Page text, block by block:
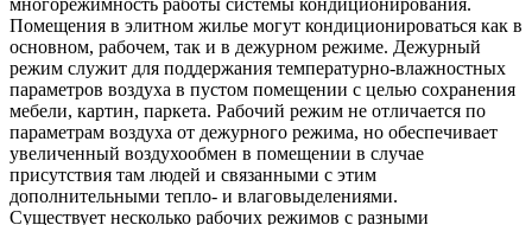
многорежимность работы системы кондиционирования.
Помещения в элитном жилье могут кондиционироваться как в
основном, рабочем, так и в дежурном режиме. Дежурный
режим служит для поддержания температурно-влажностных
параметров воздуха в пустом помещении с целью сохранения
мебели, картин, паркета. Рабочий режим не отличается по
параметрам воздуха от дежурного режима, но обеспечивает
увеличенный воздухообмен в помещении в случае
присутствия там людей и связанными с этим
дополнительными тепло- и влаговыделениями.
Существует несколько рабочих режимов с разными